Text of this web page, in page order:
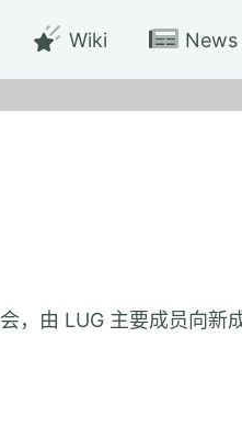
Wiki News
，由 LUG 主要成员向新